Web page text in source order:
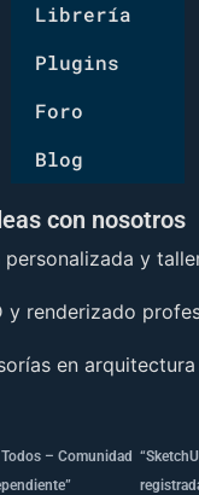
Librería
Plugins
Foro
Blog
con nosotros
y
y renderizado
en arquitectura
– Comunidad